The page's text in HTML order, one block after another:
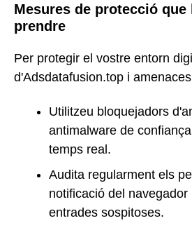
Mesures de protecció que
prendre
Per protegir el vostre entorn
d'Adsdatafusion.top i
Utilitzeu bloquejadors
antimalware de
temps real.
Audita regularment els
notificació del navegador
entrades sospitoses.